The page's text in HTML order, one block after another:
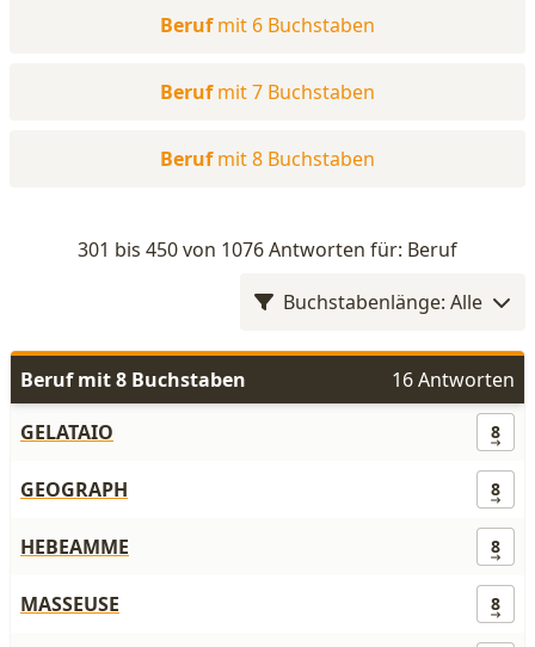
Beruf mit 6 Buchstaben
Beruf mit 7 Buchstaben
Beruf mit 8 Buchstaben
301 bis 450 von 1076 Antworten für: Beruf
Buchstabenlänge: Alle
Beruf mit 8 Buchstaben
16 Antworten
GELATAIO
8
GEOGRAPH 8
HEBEAMME 8
MASSEUSE 8